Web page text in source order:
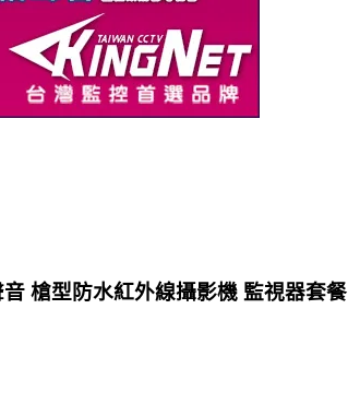
槍型防水紅外線攝影機 監視器套餐